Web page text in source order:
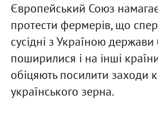
Європейський Союз
протести фермерів, що
сусідні з Україною держави
поширилися і на інші
обіцяють посилити заходи
українського зерна.